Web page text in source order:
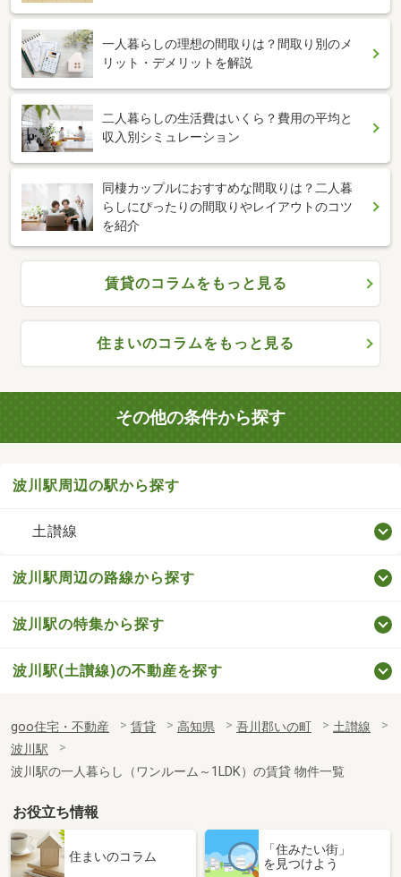
一人暮らしの理想の間取りは？間取り別のメ
リット・デメリットを解説
二人暮らしの生活費はいくら？費用の平均と
収入別シミュレーション
同棲カップルにおすすめな間取りは？二人暮
らしにぴったりの間取りやレイアウトのコツ
を紹介
賃貸のコラムをもっと見る
住まいのコラムをもっと見る
その他の条件から探す
波川駅周辺の駅から探す
土讃線
波川駅周辺の路線から探す
波川駅の特集から探す
波川駅(土讃線)の不動産を探す
goo住宅・不動産 賃貸 高知県 吾川郡いの町
土讃線
波川駅
波川駅の一人暮らし（ワンルーム～1LDK）の賃貸 物件一覧
お役立ち情報
住まいのコラム
「住みたい街」
を見つけよう